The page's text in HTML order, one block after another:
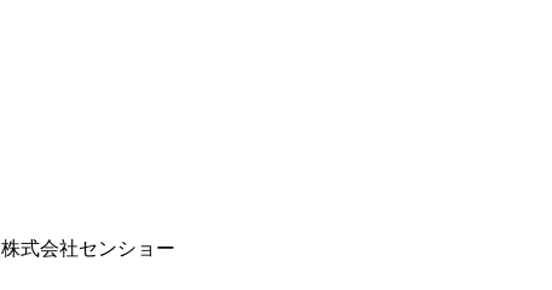
株式会社センショー